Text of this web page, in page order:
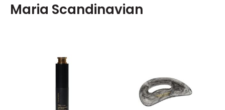
Maria Scandinavian